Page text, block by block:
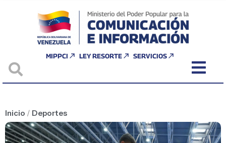
MIPPCI LEY RESORTE SERVICIOS
Inicio / Deportes